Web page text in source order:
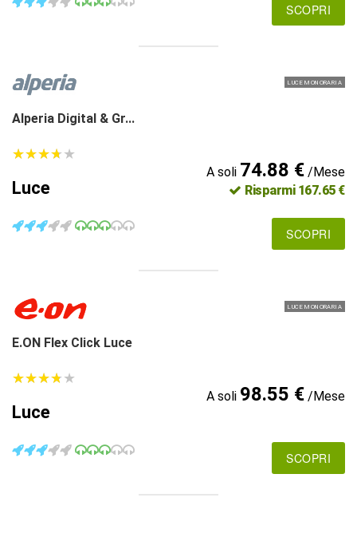
SCOPRI
LUCE MONORARIA
Alperia Digital & Gr...
★★★★★
★★★★★
Luce
A soli 74.88 €/Mese
Risparmi 167.65 €
SCOPRI
LUCE MONORARIA
E.ON Flex Click Luce
★★★★★
★★★★★
Luce
A soli 98.55 €/Mese
SCOPRI